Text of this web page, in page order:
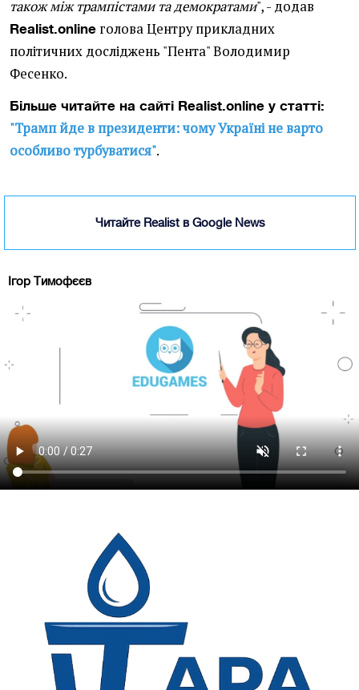
також між трампістами та демократами", - додав
Realist.online голова Центру прикладних
політичних досліджень "Пента" Володимир
Фесенко.
Більше читайте на сайті Realist.online у статті:
"Трамп йде в президенти: чому Україні не варто
особливо турбуватися".
Читайте Realist в Google News
Ігор Тимофєєв